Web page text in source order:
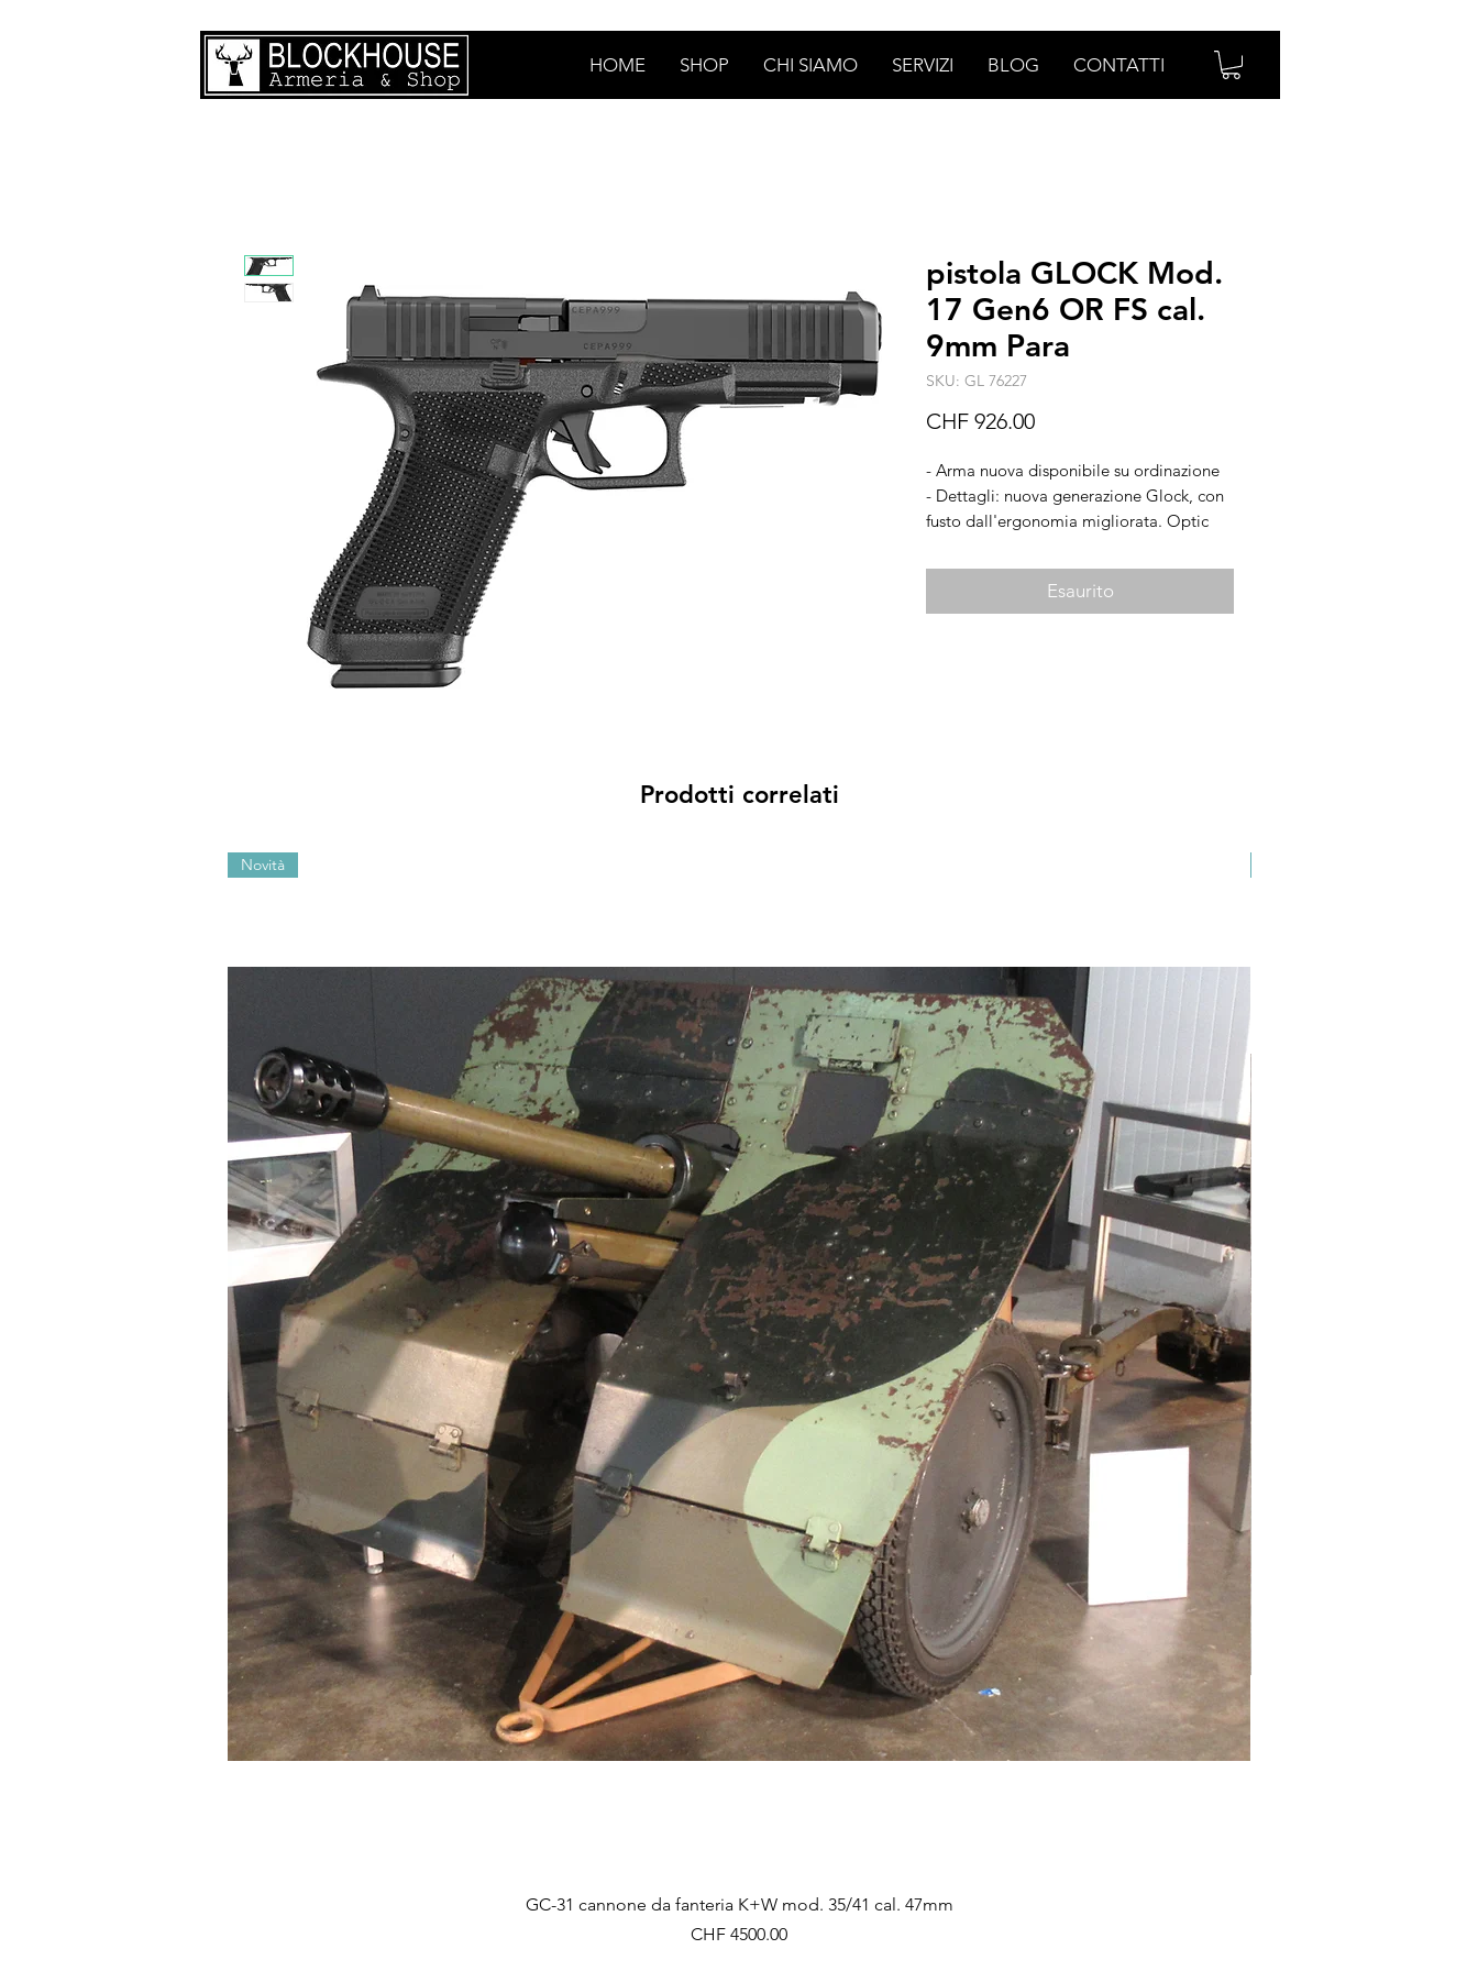
HOME SHOP CHI SIAMO SERVIZI BLOG CONTATTI
pistola GLOCK Mod.
17 Gen6 OR FS cal.
9mm Para
SKU: GL 76227
CHF 926.00Prezzo
- Arma nuova disponibile su ordinazione
- Dettagli: nuova generazione Glock, con
fusto dall'ergonomia migliorata. Optic
- Accessori: dotazione di fabbrica
Esaurito
Prodotti correlati
Vista rapida
Novità
GC-31 cannone da fanteria K+W mod. 35/41 cal. 47mm
Prezzo
CHF 4500.00